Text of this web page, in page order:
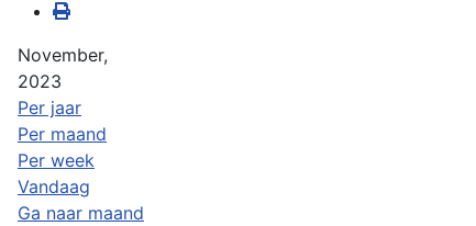
November,
2023
Per jaar
Per maand
Per week
Vandaag
Ga naar maand